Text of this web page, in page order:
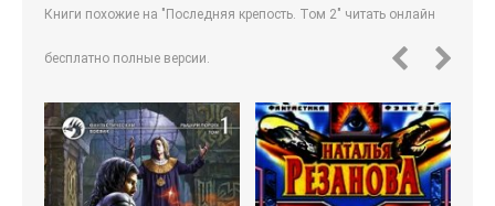
Книги похожие на "Последняя крепость. Том 2" читать онлайн
бесплатно полные версии.